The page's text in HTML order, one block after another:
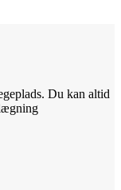
Du kan altid